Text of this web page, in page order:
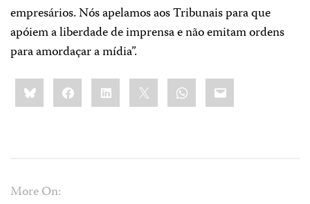
empresários. Nós apelamos aos Tribunais para que
apóiem a liberdade de imprensa e não emitam ordens
para amordaçar a mídia”.
Share
this:BlueskyFacebookLinkedIn WhatsApp
Email
More On: